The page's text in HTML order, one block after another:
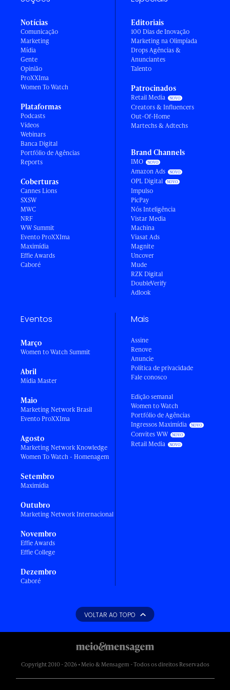
Notícias
Comunicação
Marketing
Mídia
Gente
Opinião
ProXXIma
Women To Watch
Plataformas
Podcasts
Vídeos
Webinars
Banca Digital
Portfólio de Agências
Reports
Coberturas
Cannes Lions
SXSW
MWC
NRF
WW Summit
Evento ProXXIma
Maximídia
Effie Awards
Caboré
Editoriais
100 Dias de Inovação
Marketing na Olimpíada
Drops Agências &
Anunciantes
Talento
Patrocinados
Retail Media
Creators & Influencers
Out-Of-Home
Martechs & Adtechs
Brand Channels
IMO
Amazon Ads
OPL Digital
Impulso
PicPay
Nós Inteligência
Vistar Media
Machina
Viasat Ads
Magnite
Uncover
Mude
RZK Digital
DoubleVerify
Adlook
Eventos
Março
Women to Watch Summit
Abril
Mídia Master
Maio
Marketing Network Brasil
Evento ProXXIma
Agosto
Marketing Network Knowledge
Women To Watch - Homenagem
Setembro
Maximídia
Outubro
Marketing Network Internacional
Novembro
Effie Awards
Effie College
Dezembro
Caboré
Mais
Assine
Renove
Anuncie
Política de privacidade
Fale conosco
Edição semanal
Women to Watch
Portfólio de Agências
Ingressos Maximídia
Convites WW
Retail Media
VOLTAR AO TOPO
Copyright 2010 - 2026 • Meio & Mensagem - Todos os direitos Reservados